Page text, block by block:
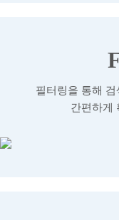
필터링을 통해
간편하게